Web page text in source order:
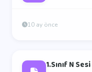
10 ay önce
1.Sınıf N